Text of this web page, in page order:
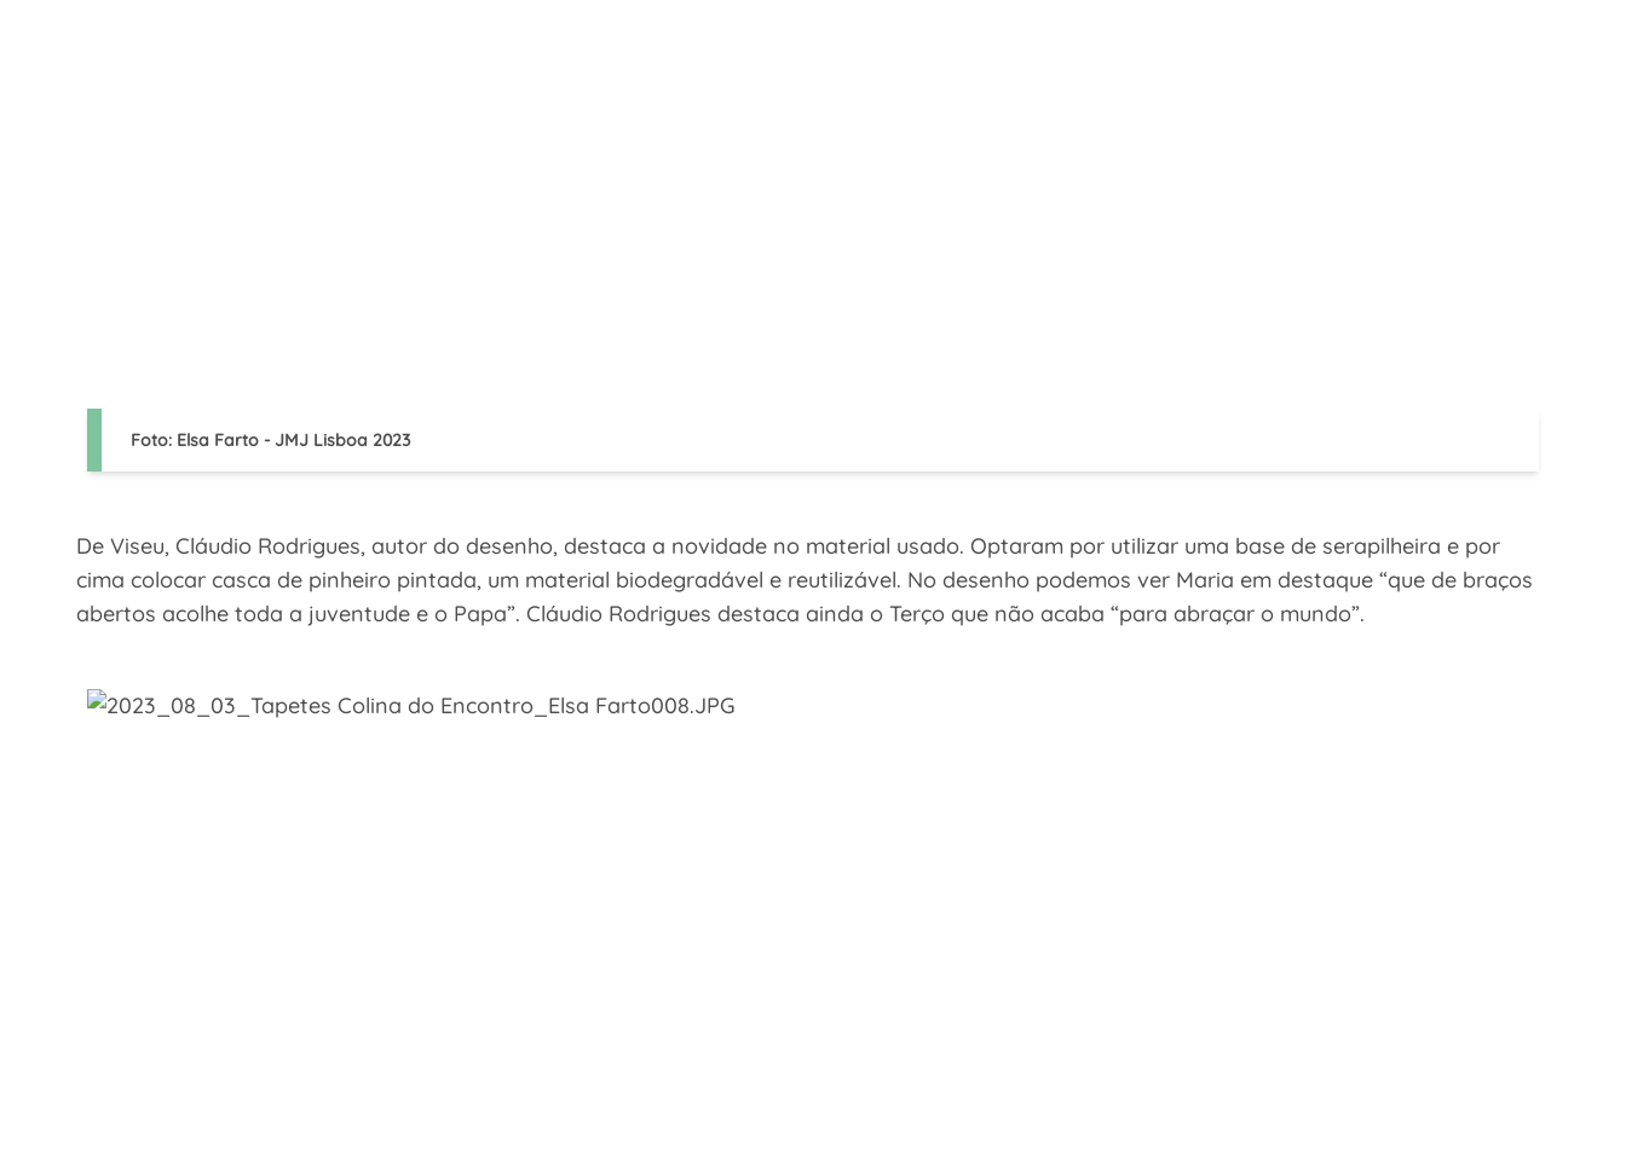
Foto: Elsa Farto - JMJ Lisboa 2023
De Viseu, Cláudio Rodrigues, autor do desenho, destaca a novidade no material usado. Optaram por utilizar uma base de serapilheira e por
cima colocar casca de pinheiro pintada, um material biodegradável e reutilizável. No desenho podemos ver Maria em destaque “que de braços
abertos acolhe toda a juventude e o Papa”. Cláudio Rodrigues destaca ainda o Terço que não acaba “para abraçar o mundo”.